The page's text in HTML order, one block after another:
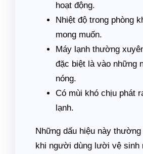
hoạt động.
Nhiệt độ trong phòng
mong muốn.
Máy lạnh thường
đặc biệt là vào những
nóng.
Có mùi khó chịu phát
lạnh.
Những dấu hiệu này
khi người dùng lười vệ sinh